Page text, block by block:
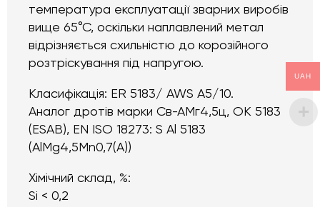
температура експлуатації зварних виробів
вище 65°С, оскільки наплавлений метал
відрізняється схильністю до корозійного
розтріскування під напругою.
Класифікація: ER 5183/ AWS A5/10.
Аналог дротів марки Св-АМг4,5ц, OK 5183
(ESAB), EN ISO 18273: S Al 5183
(AlMg4,5Mn0,7(A))
Хімічний склад, %:
Si < 0,2
UAH